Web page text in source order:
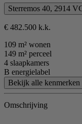
Sterremos 40, 2914
€ 482.500 k.k.
109 m² wonen
149 m² perceel
4 slaapkamers
B energielabel
Bekijk alle kenmerken
Omschrijving